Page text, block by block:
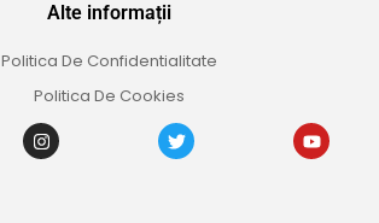
Alte informații
Politica De Confidentialitate
Politica De Cookies